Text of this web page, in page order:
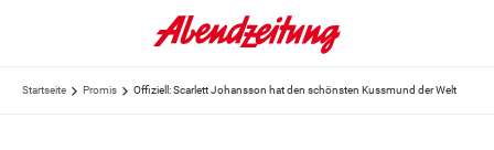
Startseite Promis Offiziell: Scarlett Johansson hat den schönsten Kussmund der Welt